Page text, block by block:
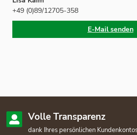
+49 (0)89/12705-358
E-Mail senden
Volle Transparenz
dank Ihres persönlichen